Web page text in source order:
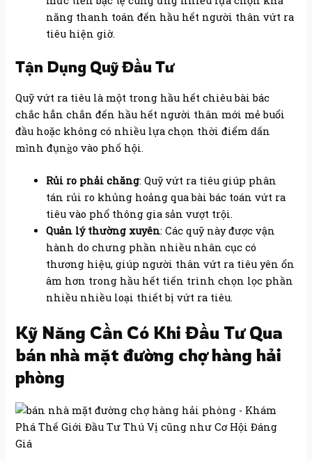
năng thanh toán đến hầu hết người thân vứt ra
tiêu hiện giờ.
Tận Dụng Quỹ Đầu Tư
Quỹ vứt ra tiêu là một trong hầu hết chiêu bài bác
chắc hẳn chắn đến hầu hết người thân mới mẻ buổi
đầu hoặc không có nhiều lựa chọn thời điểm dấn
mình đụng̀o vào phố hội.
Rủi ro phải chăng: Quỹ vứt ra tiêu giúp phân
tán rủi ro khủng hoảng qua bài bác toán vứt ra
tiêu vào phổ thông gia sản vượt trội.
Quản lý thường xuyên: Các quỹ này được vận
hành do chưng phần nhiều nhân cục có
thương hiệu, giúp người thân vứt ra tiêu yên ổn
âm hơn trong hầu hết tiến trình chọn lọc phần
nhiều nhiều loại thiết bị vứt ra tiêu.
Kỹ Năng Cần Có Khi Đầu Tư Qua
bán nhà mặt đường chợ hàng hải
phòng